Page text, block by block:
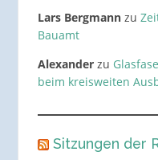
Lars Bergmannzu
Bauamt
Alexanderzu
beim kreisweiten
Sitzungen der